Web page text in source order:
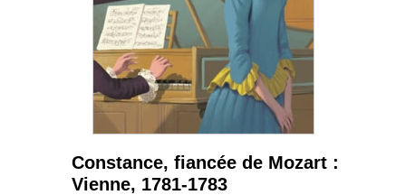
Constance, fiancée de Mozart :
Vienne, 1781-1783